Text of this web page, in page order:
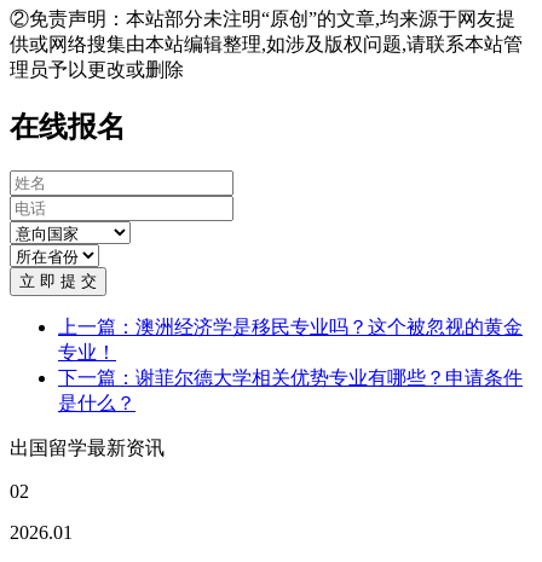
②免责声明：本站部分未注明“原创”的文章,均来源于网友提
供或网络搜集由本站编辑整理,如涉及版权问题,请联系本站管
理员予以更改或删除
在线报名
立 即 提 交
上一篇：澳洲经济学是移民专业吗？这个被忽视的黄金
专业！
下一篇：谢菲尔德大学相关优势专业有哪些？申请条件
是什么？
出国留学最新资讯
02
2026.01